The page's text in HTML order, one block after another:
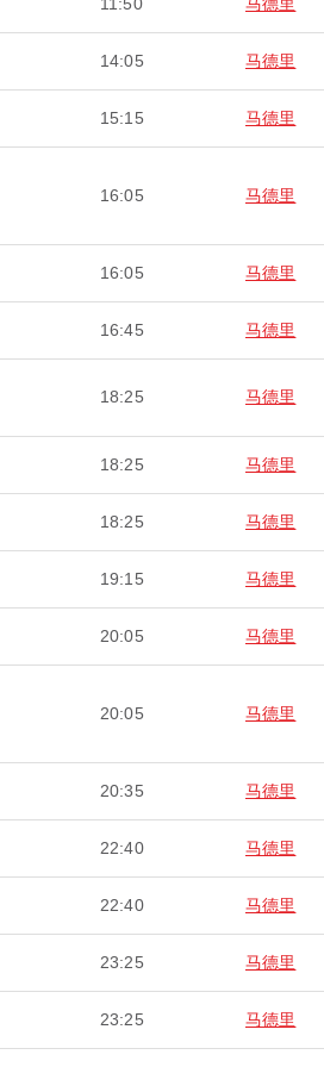
14:05 马德里
15:15 马德里
16:05 马德里
16:05 马德里
16:45 马德里
18:25 马德里
18:25 马德里
18:25 马德里
19:15 马德里
20:05 马德里
20:05 马德里
20:35 马德里
22:40 马德里
22:40 马德里
23:25 马德里
23:25 马德里